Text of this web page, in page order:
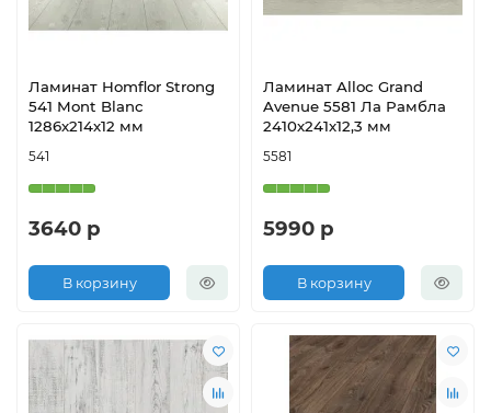
Ламинат Homflor Strong
541 Mont Blanc
1286х214х12 мм
541
3640 р
В корзину
Ламинат Alloc Grand
Avenue 5581 Ла Рамбла
2410х241х12,3 мм
5581
5990 р
В корзину